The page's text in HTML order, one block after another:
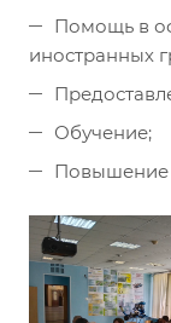
Помощь в
иностранных
Обучение;
Повышение